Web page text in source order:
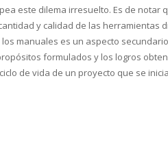
este dilema irresuelto. Es de notar
y calidad de las herramientas
manuales es un aspecto
formulados y los logros
de vida de un proyecto que se